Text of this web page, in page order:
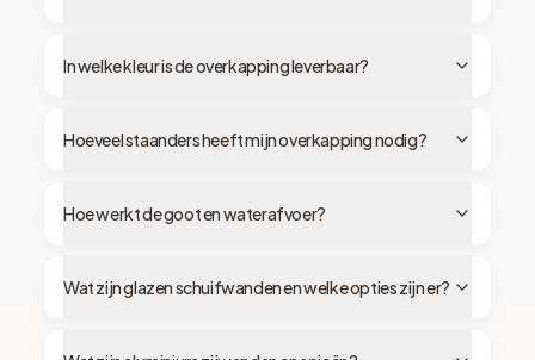
In welke kleur is de overkapping leverbaar?
Hoeveel staanders heeft mijn overkapping nodig?
Hoe werkt de goot en waterafvoer?
Wat zijn glazen schuifwanden en welke opties zijn er?